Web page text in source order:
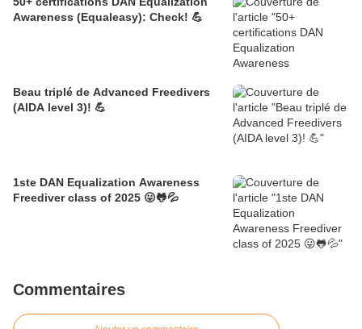
Awareness (Equaleasy): Check! 💪
Beau triplé de Advanced Freedivers
(AIDA level 3)! 💪
1ste DAN Equalization Awareness
Freediver class of 2025 😛🐸💦
Commentaires